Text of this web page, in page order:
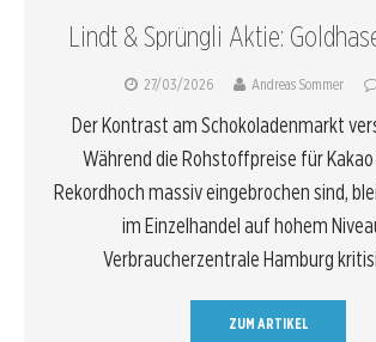
Lindt & Sprüngli Aktie:
27/03/2026 Andreas Sommer
Der Kontrast am Schokoladenmarkt
Während die Rohstoffpreise für
Rekordhoch massiv eingebrochen sind,
im Einzelhandel auf hohem
Verbraucherzentrale Hamburg
ZUM ARTIKEL